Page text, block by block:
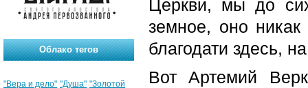
Церкви, мы до
земное, оно никак
благодати здесь,
Вот Артемий
Облако тегов
"Вера и дело" "Душа" "Золотой